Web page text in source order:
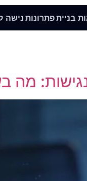
בניית פתרונות נישה
מה